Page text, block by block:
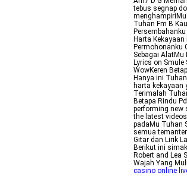
tebus segnap
Tuhan Fm B
Harta
Permohonanku
Sebagai AlatMu
Lyrics on
WowKeren
Hanya ini
harta kekayaan
Terimalah
Betapa Rindu
performing new
the latest
padaMu Tuhan
semua
Gitar dan Lirik
Berikut ini
Robert and Lea
Wajah Yang
casino online